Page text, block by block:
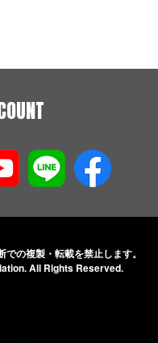
での複製・転載を禁止します。
All Rights Reserved.